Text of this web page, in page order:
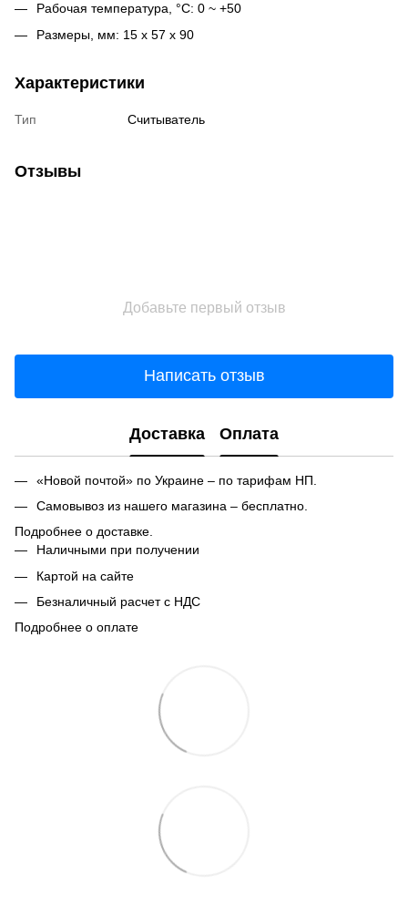
Рабочая температура, °C: 0 ~ +50
Размеры, мм: 15 х 57 х 90
Характеристики
Тип Считыватель
Отзывы
Добавьте первый отзыв
Написать отзыв
Доставка Оплата
«Новой почтой» по Украине – по тарифам НП.
Самовывоз из нашего магазина – бесплатно.
Подробнее о доставке.
Наличными при получении
Картой на сайте
Безналичный расчет с НДС
Подробнее о оплате